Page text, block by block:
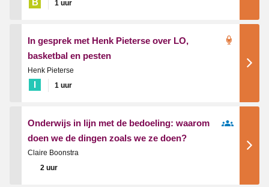
B 1 uur
In gesprek met Henk Pieterse over LO,
basketbal en pesten
Henk Pieterse
I 1 uur
Onderwijs in lijn met de bedoeling: waarom
doen we de dingen zoals we ze doen?
Claire Boonstra
2 uur